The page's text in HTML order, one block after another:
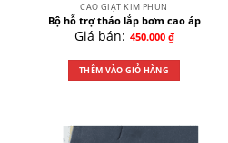
CAO GIẬT KIM PHUN
Bộ hỗ trợ tháo lắp bơm cao áp
Giá bán: 450.000 ₫
THÊM VÀO GIỎ HÀNG